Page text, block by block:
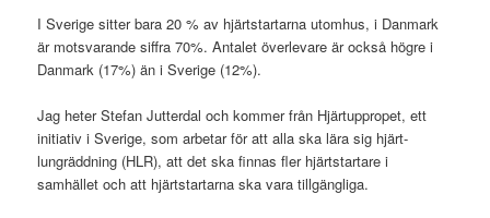
I Sverige sitter bara 20 % av hjärtstartarna utomhus, i Danmark
är motsvarande siffra 70%. Antalet överlevare är också högre i
Danmark (17%) än i Sverige (12%).
Jag heter Stefan Jutterdal och kommer från Hjärtuppropet, ett
initiativ i Sverige, som arbetar för att alla ska lära sig hjärt-
lungräddning (HLR), att det ska finnas fler hjärtstartare i
samhället och att hjärtstartarna ska vara tillgängliga.